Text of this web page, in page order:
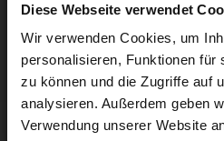
Diese Webseite verwendet
Wir verwenden Cookies, um
personalisieren, Funktionen für
zu können und die Zugriffe auf
analysieren. Außerdem geben
Verwendung unserer Website
Produktbeschreibung
Die Wisotronic ist ein intelligentes
Steuerungssystem für Ihre
Sonnenschutzkombination. Sie ist
WAREMA Produkte geeignet und in